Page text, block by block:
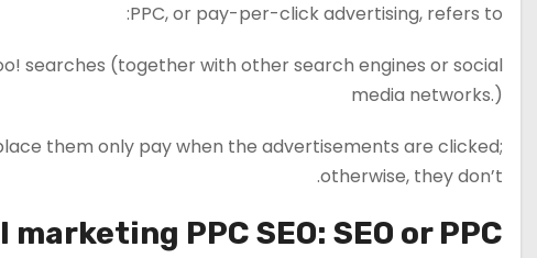
PPC, or pay-per-click advertising, refers to:
searches (together with other search engines or social
media networks.)
them only pay when the advertisements are clicked;
otherwise, they don’t.
PPC SEO: SEO or PPC?